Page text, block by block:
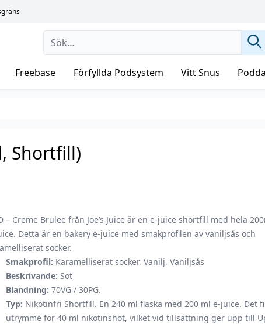
Freebase Förfyllda Podsystem Vitt Snus
Shortfill)
– Creme Brulee från Joe’s Juice är en e-juice shortfill med hela
Detta är en bakery e-juice med smakprofilen av vaniljsås och
socker.
Smakprofil: Karamelliserat socker, Vanilj, Vaniljsås
Beskrivande: Söt
Blandning: 70VG / 30PG.
Typ: Nikotinfri Shortfill. En 240 ml flaska med 200 ml e-juice. Det
utrymme för 40 ml nikotinshot, vilket vid tillsättning ger upp till